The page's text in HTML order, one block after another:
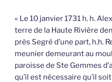
« Le 10 janvier 1731 h. h.
terre de la Haute Rivière
près Segré d’une part, h.h.
meunier demeurant au
paroisse de Ste Gemmes
qu’il est nécessaire qu’il